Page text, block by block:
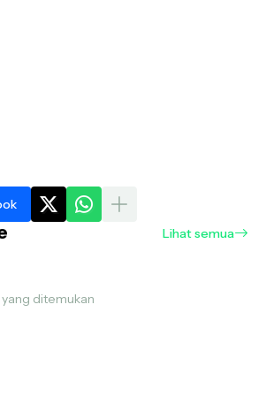
Lihat semua
yang ditemukan